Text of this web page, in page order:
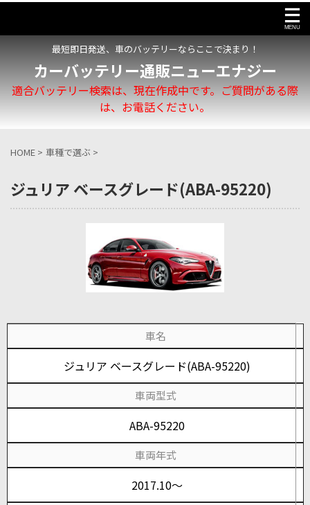
最短即日発送、車のバッテリーならここで決まり！
カーバッテリー通販ニューエナジー
適合バッテリー検索は、現在作成中です。ご質問がある際
は、お電話ください。
HOME > 車種で選ぶ >
ジュリア ベースグレード(ABA-95220)
車名
ジュリア ベースグレード(ABA-95220)
車両型式
ABA-95220
車両年式
2017.10～